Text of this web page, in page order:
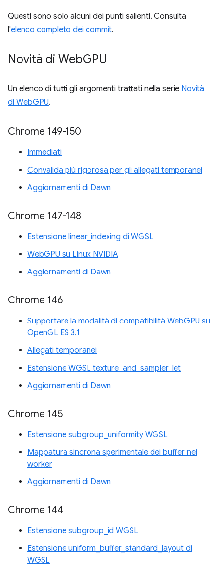
Questi sono solo alcuni dei punti salienti. Consulta
l'elenco completo dei commit.
Novità di WebGPU
Un elenco di tutti gli argomenti trattati nella serie Novità
di WebGPU.
Chrome 149-150
Immediati
Convalida più rigorosa per gli allegati temporanei
Aggiornamenti di Dawn
Chrome 147-148
Estensione linear_indexing di WGSL
WebGPU su Linux NVIDIA
Aggiornamenti di Dawn
Chrome 146
Supportare la modalità di compatibilità WebGPU su
OpenGL ES 3.1
Allegati temporanei
Estensione WGSL texture_and_sampler_let
Aggiornamenti di Dawn
Chrome 145
Estensione subgroup_uniformity WGSL
Mappatura sincrona sperimentale dei buffer nei
worker
Aggiornamenti di Dawn
Chrome 144
Estensione subgroup_id WGSL
Estensione uniform_buffer_standard_layout di
WGSL